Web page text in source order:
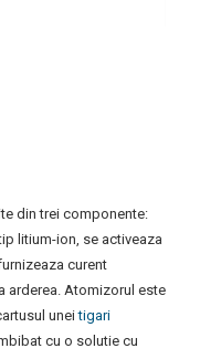
din trei componente:
litium-ion, se activeaza
curent
arderea. Atomizorul este
uneitigari
cu o solutie cu